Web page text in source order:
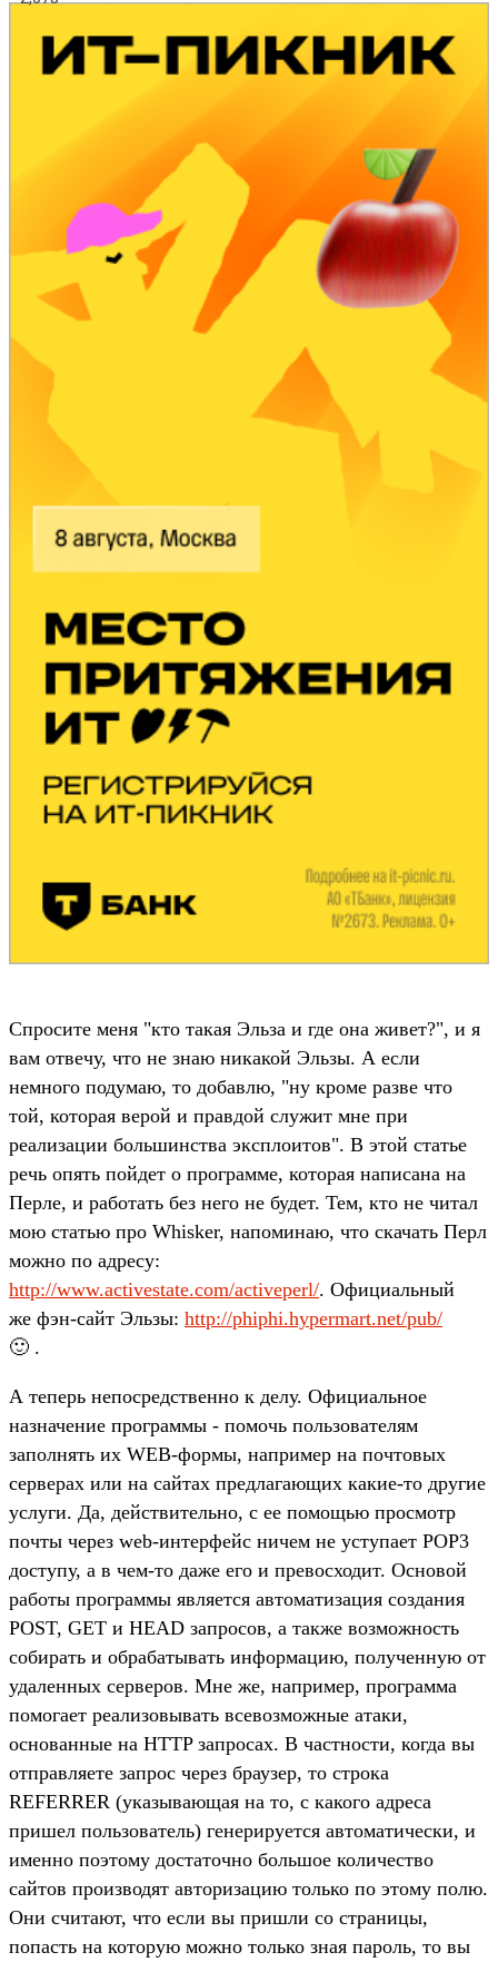
Спросите меня "кто такая Эльза и где она живет?", и я
вам отвечу, что не знаю никакой Эльзы. А если
немного подумаю, то добавлю, "ну кроме разве что
той, которая верой и правдой служит мне при
реализации большинства эксплоитов". В этой статье
речь опять пойдет о программе, которая написана на
Перле, и работать без него не будет. Тем, кто не читал
мою статью про Whisker, напоминаю, что скачать Перл
можно по адресу:
http://www.activestate.com/activeperl/. Официальный
же фэн-сайт Эльзы: http://phiphi.hypermart.net/pub/
🙂 .
А теперь непосредственно к делу. Официальное
назначение программы - помочь пользователям
заполнять их WEB-формы, например на почтовых
серверах или на сайтах предлагающих какие-то другие
услуги. Да, действительно, с ее помощью просмотр
почты через web-интерфейс ничем не уступает POP3
доступу, а в чем-то даже его и превосходит. Основой
работы программы является автоматизация создания
POST, GET и HEAD запросов, а также возможность
собирать и обрабатывать информацию, полученную от
удаленных серверов. Мне же, например, программа
помогает реализовывать всевозможные атаки,
основанные на HTTP запросах. В частности, когда вы
отправляете запрос через браузер, то строка
REFERRER (указывающая на то, с какого адреса
пришел пользователь) генерируется автоматически, и
именно поэтому достаточно большое количество
сайтов производят авторизацию только по этому полю.
Они считают, что если вы пришли со страницы,
попасть на которую можно только зная пароль, то вы